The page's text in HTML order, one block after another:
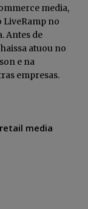
de artigos e
media,
LiveRamp no
Antes de
atuou no
e na
empresas.
retail media